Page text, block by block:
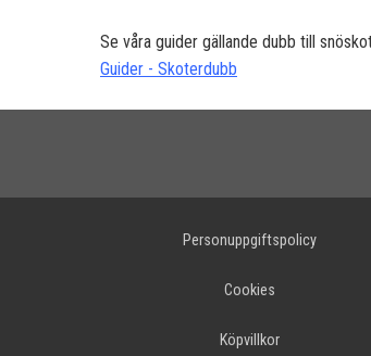
Se våra guider gällande dubb till
Guider - Skoterdubb
Personuppgiftspolicy
Cookies
Köpvillkor